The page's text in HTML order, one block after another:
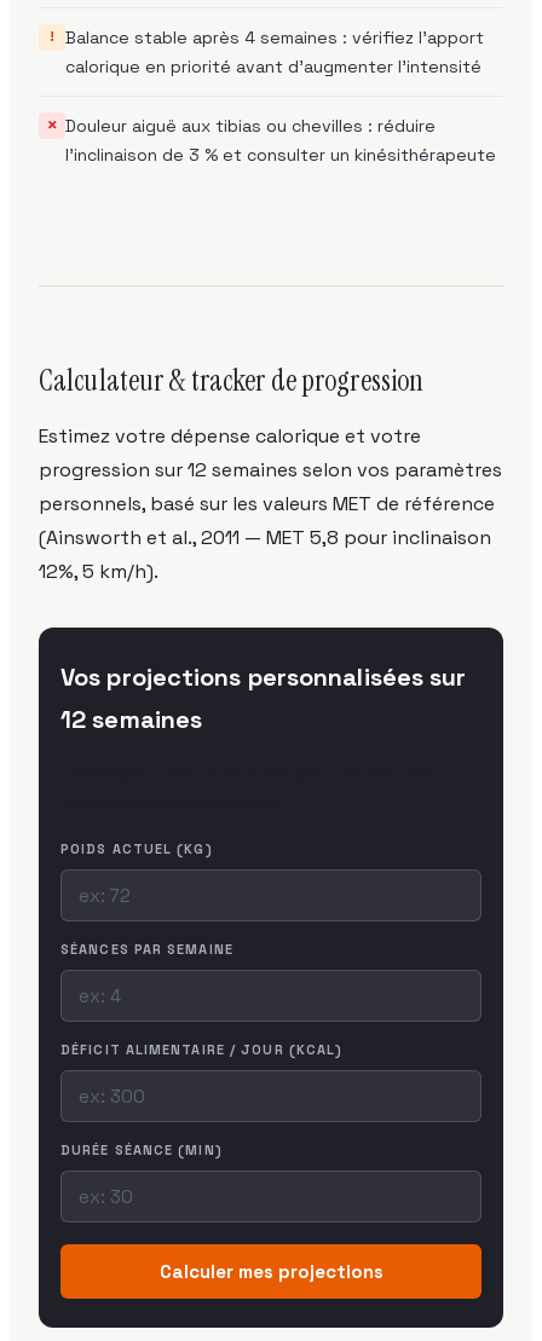
!
Balance stable après 4 semaines : vérifiez l'apport
calorique en priorité avant d'augmenter l'intensité
✗ Douleur aiguë aux tibias ou chevilles : réduire
l'inclinaison de 3 % et consulter un kinésithérapeute
Calculateur & tracker de progression
Estimez votre dépense calorique et votre
progression sur 12 semaines selon vos paramètres
personnels, basé sur les valeurs MET de référence
(Ainsworth et al., 2011 — MET 5,8 pour inclinaison
12%, 5 km/h).
Vos projections personnalisées sur
12 semaines
POIDS ACTUEL (KG)
SÉANCES PAR SEMAINE
DÉFICIT ALIMENTAIRE / JOUR (KCAL)
DURÉE SÉANCE (MIN)
Calculer mes projections